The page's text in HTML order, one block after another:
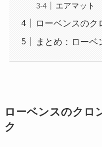
エアマット
ローベンスのク
まとめ：ローベ
ローベンスのクロ
ク